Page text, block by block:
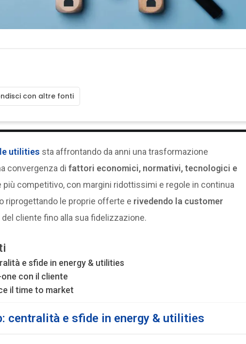
con altre fonti
utilities sta affrontando da anni una trasformazione
convergenza di fattori economici, normativi, tecnologici e
più competitivo, con margini ridottissimi e regole in continua
riprogettando le proprie offerte e rivedendo la customer
del cliente fino alla sua fidelizzazione.
e sfide in energy & utilities
con il cliente
il time to market
centralità e sfide in energy & utilities